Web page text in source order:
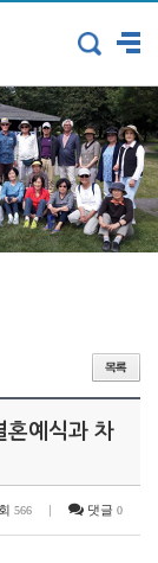
혼예식과 차
566 댓글 0